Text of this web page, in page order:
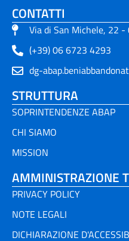
CONTATTI
Via di San Michele, 22
(+39) 06 6723 4293
dg-
STRUTTURA
SOPRINTENDENZE ABAP
CHI SIAMO
MISSION
AMMINISTRAZIONE
PRIVACY POLICY
NOTE LEGALI
DICHIARAZIONE